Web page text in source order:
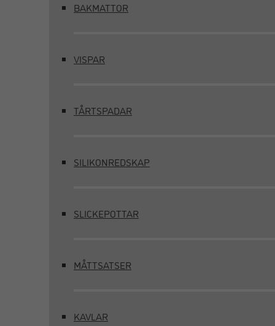
BAKMATTOR
VISPAR
TÅRTSPADAR
SILIKONREDSKAP
SLICKEPOTTAR
MÅTTSATSER
KAVLAR